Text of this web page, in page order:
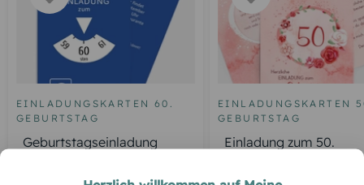
EINLADUNGSKARTEN 60.
GEBURTSTAG
Geburtstagseinladung
EINLADUNGSKARTEN
GEBURTSTAG
Einladung zum 50.
Geburtstag Aquarell